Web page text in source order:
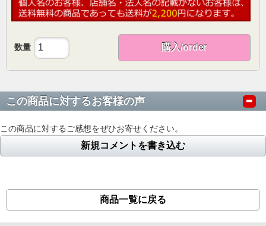
数量 購入/order
この商品に対するお客様の声
この商品に対するご感想をぜひお寄せください。
新規コメントを書き込む
商品一覧に戻る